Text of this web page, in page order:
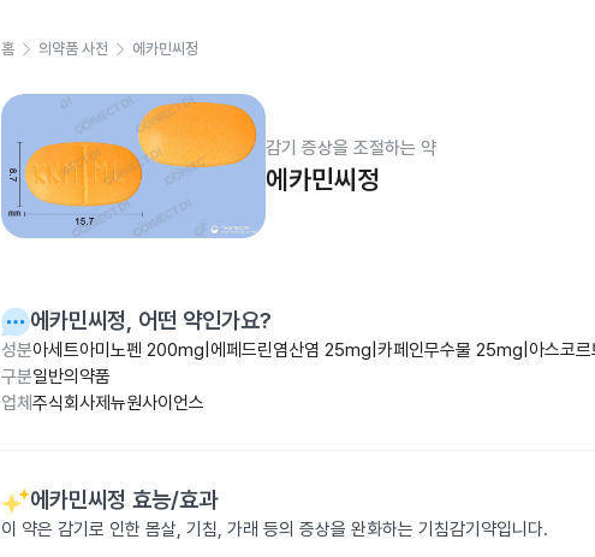
홈 의약품 사전 에카민씨정
감기 증상을 조절하는 약
에카민씨정
에카민씨정, 어떤 약인가요?
성분아세트아미노펜 200mg|에페드린염산염 25mg|카페인무수물 25mg|아스코
구분일반의약품
업체 주식회사제뉴원사이언스
에카민씨정 효능/효과
이 약은 감기로 인한 몸살, 기침, 가래 등의 증상을 완화하는 기침감기약입니다.